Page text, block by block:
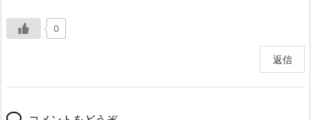
0
返信